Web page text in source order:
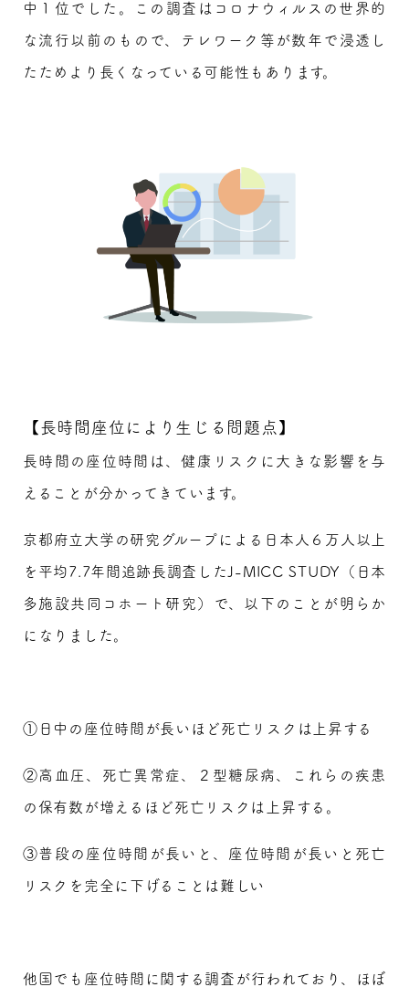
中１位でした。この調査はコロナウィルスの世界的
な流行以前のもので、テレワーク等が数年で浸透し
たためより長くなっている可能性もあります。
【長時間座位により生じる問題点】
長時間の座位時間は、健康リスクに大きな影響を与
えることが分かってきています。
京都府立大学の研究グループによる日本人６万人以上
を平均7.7年間追跡長調査したJ-MICC STUDY（日本
多施設共同コホート研究）で、以下のことが明らか
になりました。
①日中の座位時間が長いほど死亡リスクは上昇する
②高血圧、死亡異常症、２型糖尿病、これらの疾患
の保有数が増えるほど死亡リスクは上昇する。
③普段の座位時間が長いと、座位時間が長いと死亡
リスクを完全に下げることは難しい
他国でも座位時間に関する調査が行われており、ほぼ